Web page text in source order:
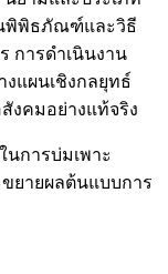
การดำเนินงาน
แผนเชิงกลยุทธ์
คมอย่างแท้จริง
ายผลต้นแบบการ